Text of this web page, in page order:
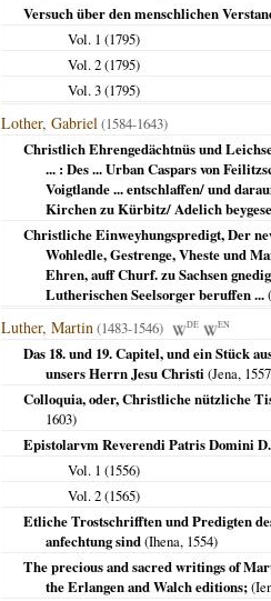
Versuch über den menschlichen
Vol. 1 (1795)
Vol. 2 (1795)
Vol. 3 (1795)
Lother, Gabriel(1584-1643)
Christlich Ehrengedächtnüs und
... : Des ... Urban Caspars von
Voigtlande ... entschlaffen/ und
Kirchen zu Kürbitz/ Adelich
Christliche Einweyhungspredigt, Der
Wohledle, Gestrenge, Vheste und
Ehren, auff Churf. zu Sachsen
Lutherischen Seelsorger beruffen ...(
Luther, Martin(1483-1546) DE EN
Das 18. und 19. Capitel, und ein Stück
unsers Herrn Jesu Christi (Jena, 1557
Colloquia, oder, Christliche nützliche
1603)
Epistolarvm Reverendi Patris Domini
Vol. 1 (1556)
Vol. 2 (1565)
Etliche Trostschrifften und Predigten
anfechtung sind(Ihena, 1554)
The precious and sacred writings of
the Erlangen and Walch editions;(